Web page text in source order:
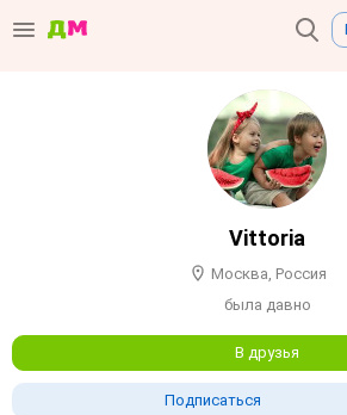
Vittoria
Москва, Россия
была давно
В друзья
Подписаться